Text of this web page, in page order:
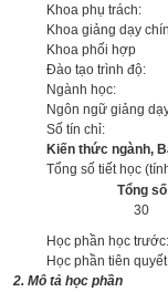
Khoa phụ trách:
Khoa giảng dạy
Khoa phối hợp
Đào tạo trình độ:
Ngành học:
Ngôn ngữ giảng
Số tín chỉ:
Kiến thức ngành,
Tổng số tiết học
Tổng số
30
Học phần học trước:
Học phần tiên
2. Mô tả học phần